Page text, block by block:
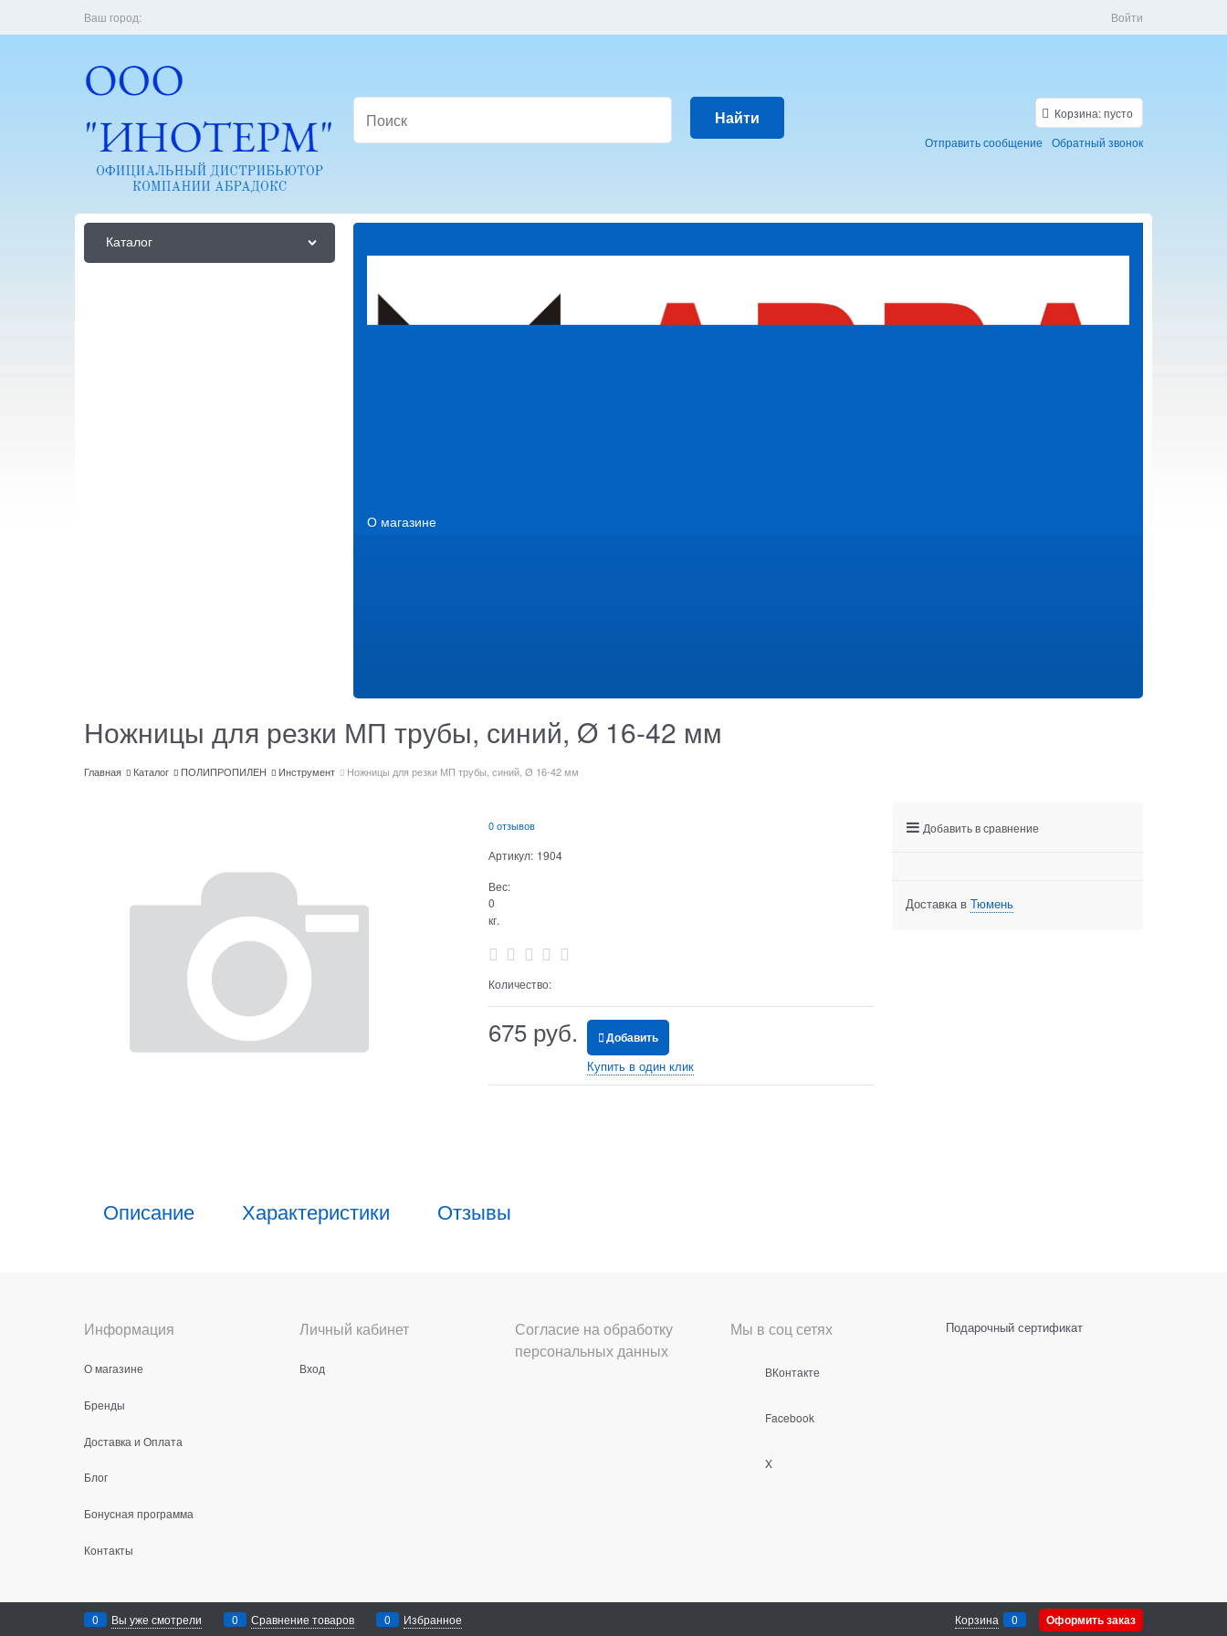
Ваш город: Войти
Найти Корзина:пусто
Отправить сообщение
Обратный звонок
Каталог
О магазине
Ножницы для резки МП трубы, синий, Ø 16-42 мм
Главная Каталог ПОЛИПРОПИЛЕН Инструмент Ножницы для резки МП трубы, синий, Ø 16-42 мм
0 отзывов
Артикул: 1904
Вес:
0
кг.
Количество:
675 руб. Добавить
Купить в один клик
Описание Характеристики Отзывы
Добавить в сравнение
Доставка в Тюмень
Информация
О магазине
Бренды
Доставка и Оплата
Блог
Бонусная программа
Контакты
Личный кабинет
Вход
Согласие на обработку
персональных данных
Мы в соц сетях
ВКонтакте
Facebook
X
Подарочный сертификат
Аренда интернет магазина © 2026
0 Вы уже смотрели 0 Сравнение товаров 0 Избранное Корзина 0 Оформить заказ